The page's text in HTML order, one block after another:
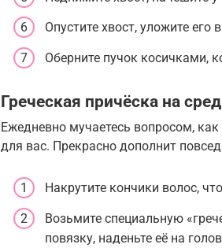
Опустите хвост, уложите
Оберните пучок косичками,
Греческая причёска на
Ежедневно мучаетесь вопросом,
для вас. Прекрасно дополнит
Накрутите кончики волос,
Возьмите специальную
повязку, наденьте её на